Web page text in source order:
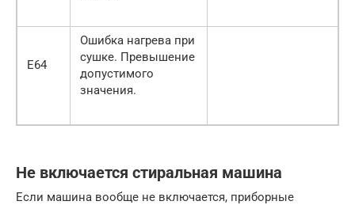
Е64
Ошибка нагрева при
сушке. Превышение
допустимого
значения.
Не включается стиральная машина
Если машина вообще не включается, приборные